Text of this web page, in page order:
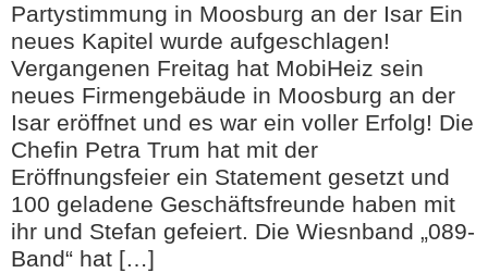
Partystimmung in Moosburg an der Isar Ein
neues Kapitel wurde aufgeschlagen!
Vergangenen Freitag hat MobiHeiz sein
neues Firmengebäude in Moosburg an der
Isar eröffnet und es war ein voller Erfolg! Die
Chefin Petra Trum hat mit der
Eröffnungsfeier ein Statement gesetzt und
100 geladene Geschäftsfreunde haben mit
ihr und Stefan gefeiert. Die Wiesnband „089-
Band“ hat […]